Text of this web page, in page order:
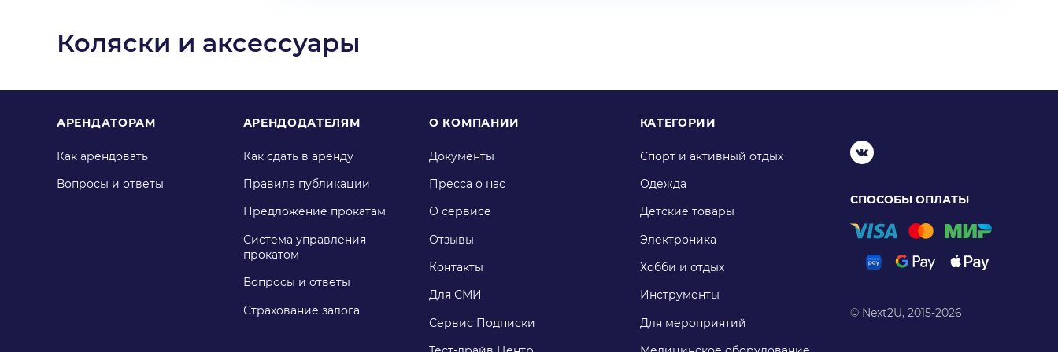
Коляски и аксессуары
АРЕНДАТОРАМ
Как арендовать
Вопросы и ответы
АРЕНДОДАТЕЛЯМ
Как сдать в аренду
Правила публикации
Предложение прокатам
Система управления
прокатом
Вопросы и ответы
Страхование залога
О КОМПАНИИ
Документы
Пресса о нас
О сервисе
Отзывы
Контакты
Для СМИ
Сервис Подписки
КАТЕГОРИИ
Спорт и активный отдых
Одежда
Детские товары
Электроника
Хобби и отдых
Инструменты
Для мероприятий
СПОСОБЫ ОПЛАТЫ
© Next2U, 2015-2026